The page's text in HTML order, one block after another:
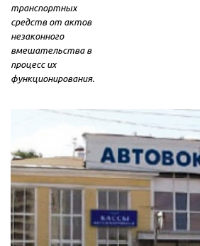
транспортных
средств от актов
незаконного
вмешательства в
процесс их
функционирования.